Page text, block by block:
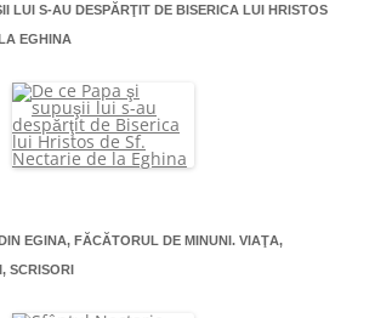
LUI S-AU DESPĂRŢIT DE BISERICA LUI HRISTOS
EGHINA
EGINA, FĂCĂTORUL DE MINUNI. VIAŢA,
SCRISORI